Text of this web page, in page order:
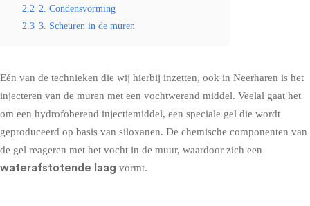
2.2 2. Condensvorming
2.3 3. Scheuren in de muren
Eén van de technieken die wij hierbij inzetten, ook in Neerharen is het
injecteren van de muren met een vochtwerend middel. Veelal gaat het
om een hydrofoberend injectiemiddel, een speciale gel die wordt
geproduceerd op basis van siloxanen. De chemische componenten van
de gel reageren met het vocht in de muur, waardoor zich een
waterafstotende laag vormt.